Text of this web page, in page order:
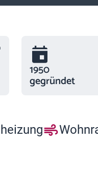
1950
gegründet